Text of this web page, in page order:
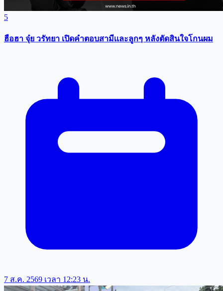
5
ฮือฮา จุ๋ย วรัทยา เปิดคำตอบสามีเเละลูกๆ หลังตัดสินใจโกนผม
7 ส.ค. 2569 เวลา 12:23 น.